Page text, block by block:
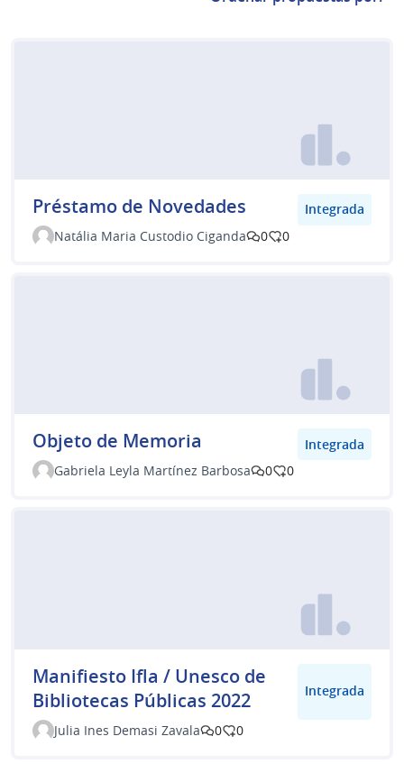
Préstamo de Novedades
Integrada
Natália Maria Custodio Ciganda
0 0
Objeto de Memoria
Integrada
Gabriela Leyla Martínez Barbosa
0 0
Manifiesto Ifla / Unesco de
Bibliotecas Públicas 2022
Integrada
Julia Ines Demasi Zavala 0 0